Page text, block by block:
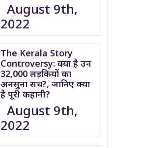
August 9th,
2022
The Kerala Story
Controversy: क्या है उन
32,000 लड़कियों का
अनसुना सच?, जानिए क्या
है पूरी कहानी?
August 9th,
2022